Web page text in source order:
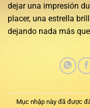
dejar una impresión
placer, una estrella
dejando nada más
Mục nhập này đã được